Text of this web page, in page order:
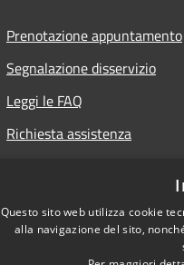
Prenotazione appuntamento
Segnalazione disservizio
Leggi le FAQ
Richiesta assistenza
Questo sito web utilizza cookie
alla navigazione del sito,